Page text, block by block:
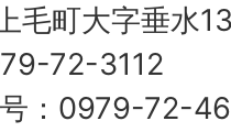
毛町大字垂水
72-3112
：0979-72-